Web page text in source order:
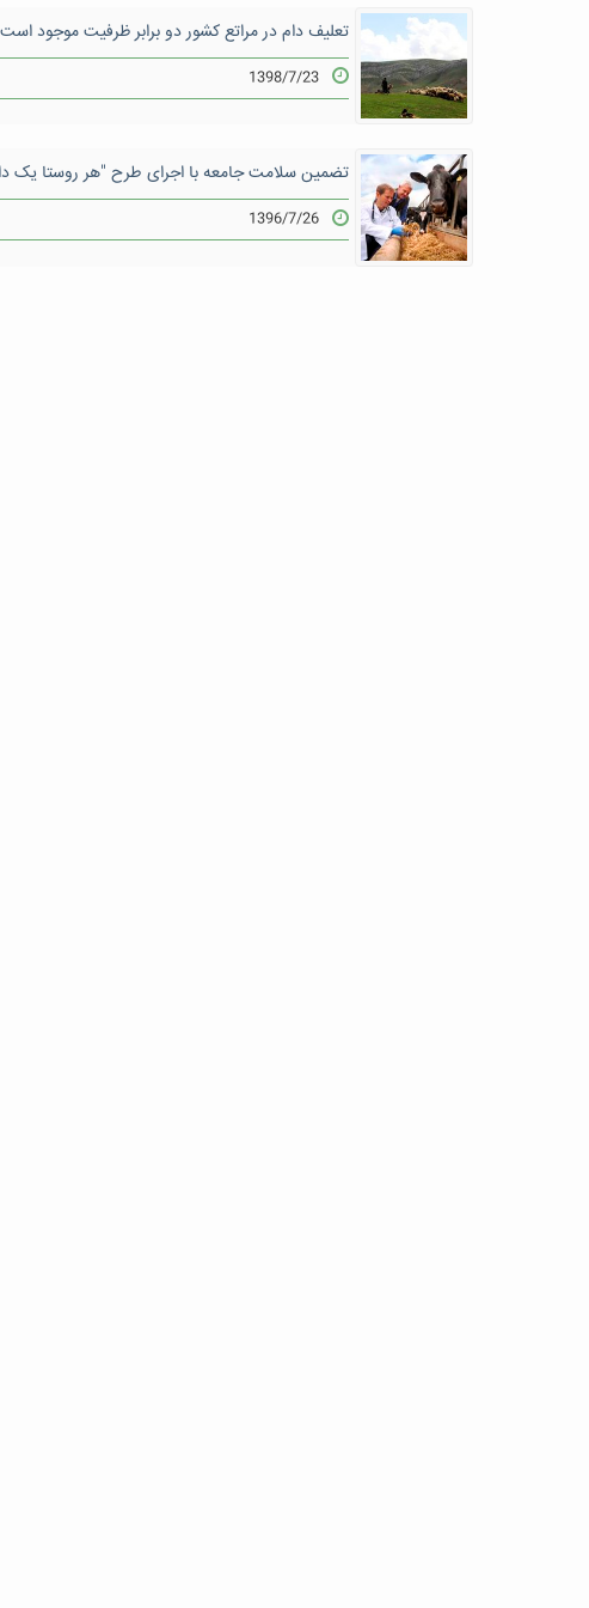
تعلیف دام در مراتع کشور دو برابر ظرفیت موجود است
1398/7/23
تضمین سلامت جامعه با اجرای طرح "هر روستا یک
1396/7/26